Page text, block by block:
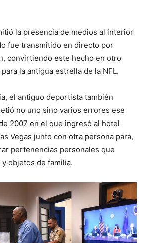
la presencia de medios al interior
fue transmitido en directo por
convirtiendo este hecho en otro
la antigua estrella de la NFL.
el antiguo deportista también
no uno sino varios errores ese
2007 en el que ingresó al hotel
Vegas junto con otra persona para,
pertenencias personales que
objetos de familia.